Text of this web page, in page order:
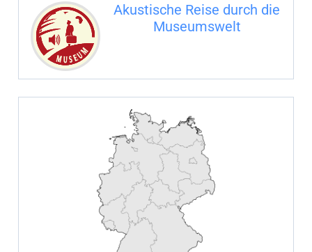
MUSEUM
Akustische Reise durch die
Museumswelt